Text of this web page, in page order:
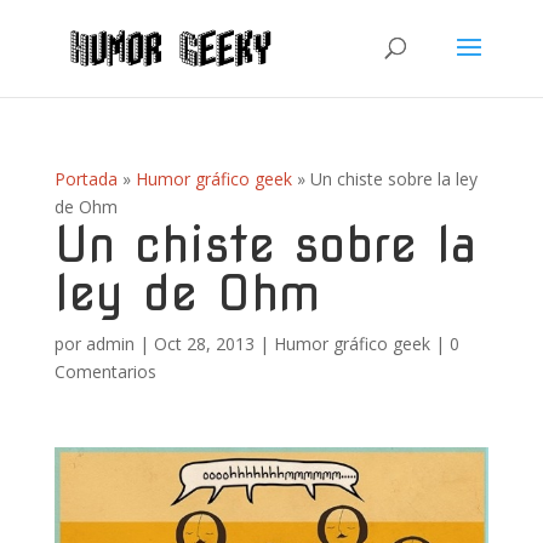
Portada » Humor gráfico geek» Un chiste sobre la ley
de Ohm
Un chiste sobre la
ley de Ohm
por admin | Oct 28, 2013 | Humor gráfico geek| 0
Comentarios